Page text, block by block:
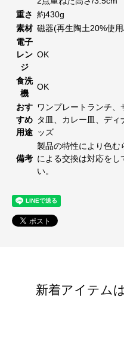
重さ 約430g
素材 磁器(再生陶土20%使
電子
レン
ジ
OK
食洗
機
OK
おす
すめ
用途
ワンプレートランチ、
タ皿、カレー皿、デ
ッズ
備考
製品の特性により色む
による交換は対応をし
い。
新着アイテム